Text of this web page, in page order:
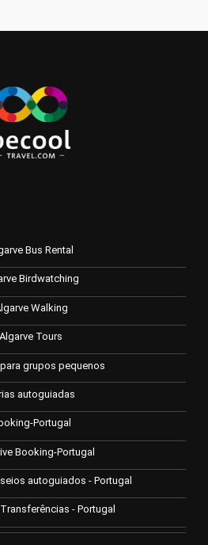
Bus Rental
Birdwatching
Walking
Algarve Tours
grupos pequenos
autoguiadas
Portugal
Booking-Portugal
autoguiados - Portugal
- Portugal